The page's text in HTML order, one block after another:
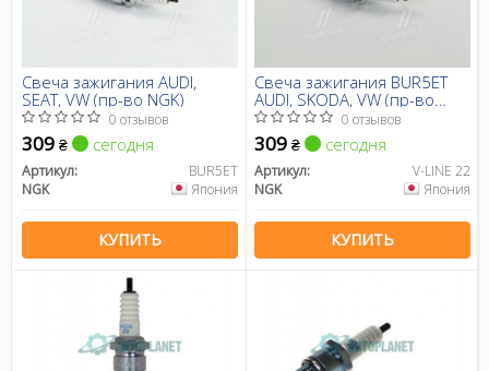
Свеча зажигания AUDI,
SEAT, VW (пр-во NGK)
0 отзывов
309 ₴ сегодня
Артикул:
BUR5ET
NGK
Япония
КУПИТЬ
Свеча зажигания BUR5ET
AUDI, SKODA, VW (пр-во
NGK)
0 отзывов
309 ₴ сегодня
Артикул:
V-LINE 22
NGK
Япония
КУПИТЬ